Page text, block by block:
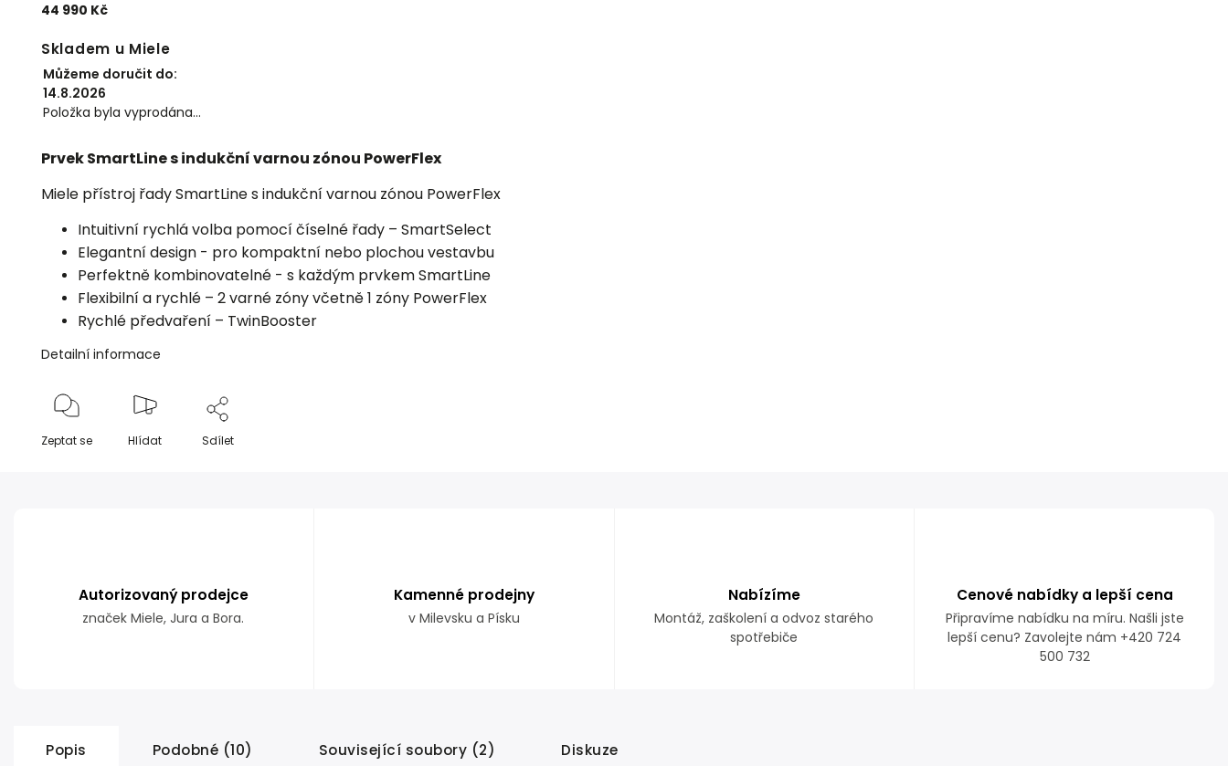
44 990 Kč
Skladem u Miele
Můžeme doručit do:
14.8.2026
Položka byla vyprodána…
Prvek SmartLine s indukční varnou zónou PowerFlex
Miele přístroj řady SmartLine s indukční varnou zónou PowerFlex
Intuitivní rychlá volba pomocí číselné řady – SmartSelect
Elegantní design - pro kompaktní nebo plochou vestavbu
Perfektně kombinovatelné - s každým prvkem SmartLine
Flexibilní a rychlé – 2 varné zóny včetně 1 zóny PowerFlex
Rychlé předvaření – TwinBooster
Detailní informace
Zeptat se Hlídat Sdílet
Autorizovaný prodejce
značek Miele, Jura a Bora.
Kamenné prodejny
v Milevsku a Písku
Nabízíme
Montáž, zaškolení a odvoz starého
spotřebiče
Cenové nabídky a lepší cena
Připravíme nabídku na míru. Našli jste
lepší cenu? Zavolejte nám +420 724
500 732
Popis Podobné (10) Související soubory (2) Diskuze